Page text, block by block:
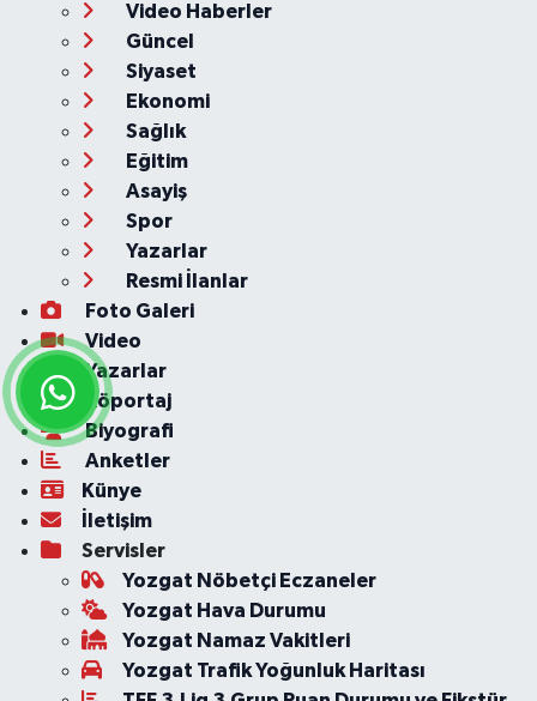
Video Haberler
Güncel
Siyaset
Ekonomi
Sağlık
Eğitim
Asayiş
Spor
Yazarlar
Resmi İlanlar
Foto Galeri
Video
Yazarlar
Röportaj
Biyografi
Anketler
Künye
İletişim
Servisler
Yozgat Nöbetçi Eczaneler
Yozgat Hava Durumu
Yozgat Namaz Vakitleri
Yozgat Trafik Yoğunluk Haritası